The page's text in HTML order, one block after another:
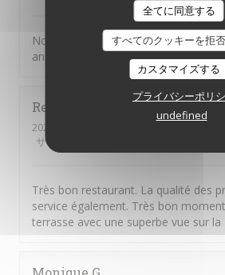
全てに同意する
すべてのクッキーを拒
カスタマイズする
プライバシーポリ
undefined
Nous choisissons chaque année la
anniverssaire de mariage
Reine
2026-08-01
サービス
Très bon restaurant. La qualité des
service également. Très bon
terrasse avec une superbe vue sur la